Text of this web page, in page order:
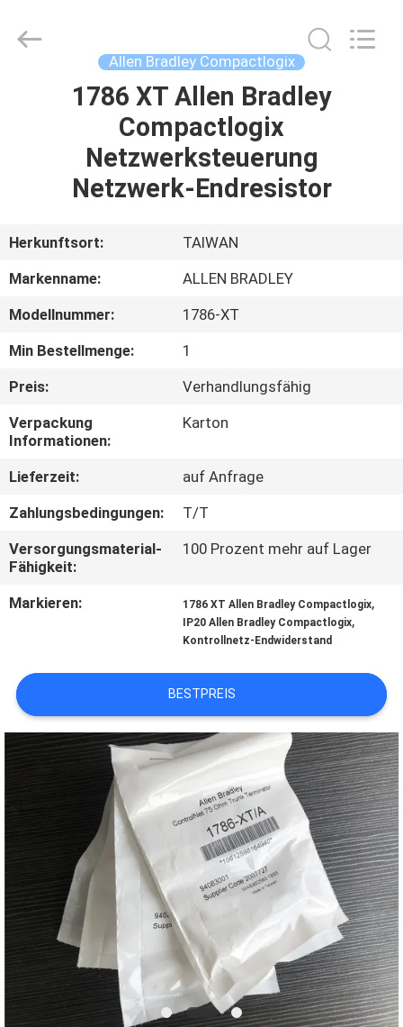
PRODUKTE
ÜBER
UNS
WERKSBESICHTIGUNG
QUALITÄTSKONTROLLE
KONTAKT
MIT
UNS
NEUIGKEITEN
ANGEBOT
SITEMAP
DATENSCHUTZRICHTLINIE
Allen Bradley Compactlogix
1786 XT Allen Bradley
Compactlogix
Netzwerksteuerung
Netzwerk-Endresistor
Herkunftsort:
TAIWAN
Markenname:
ALLEN BRADLEY
Modellnummer:
1786-XT
Min Bestellmenge:
1
Preis:
Verhandlungsfähig
Verpackung
Informationen:
Karton
Lieferzeit:
auf Anfrage
Zahlungsbedingungen:
T/T
Versorgungsmaterial-
Fähigkeit:
100 Prozent mehr auf Lager
Markieren: 1786 XT Allen Bradley Compactlogix,
IP20 Allen Bradley Compactlogix,
Kontrollnetz-Endwiderstand
BESTPREIS